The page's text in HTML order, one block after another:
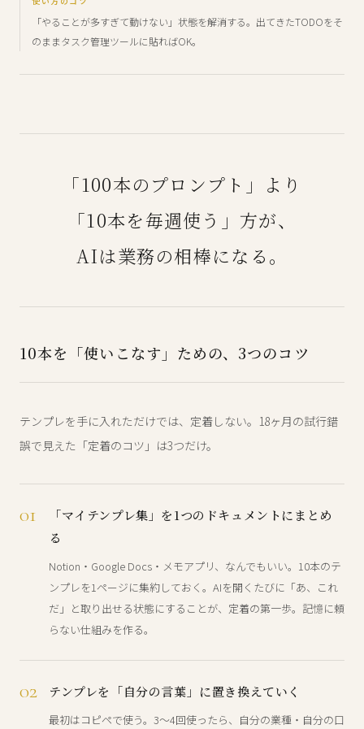
「やることが多すぎて動けない」状態を解消する。出てきたTODOをそ
のままタスク管理ツールに貼ればOK。
「100本のプロンプト」より
「10本を毎週使う」方が、
AIは業務の相棒になる。
10本を「使いこなす」ための、3つのコツ
テンプレを手に入れただけでは、定着しない。18ヶ月の試行錯
誤で見えた「定着のコツ」は3つだけ。
01
「マイテンプレ集」を1つのドキュメントにまとめ
る
Notion・Google Docs・メモアプリ、なんでもいい。10本のテ
ンプレを1ページに集約しておく。AIを開くたびに「あ、これ
だ」と取り出せる状態にすることが、定着の第一歩。記憶に頼
らない仕組みを作る。
02 テンプレを「自分の言葉」に置き換えていく
最初はコピペで使う。3〜4回使ったら、自分の業種・自分の口